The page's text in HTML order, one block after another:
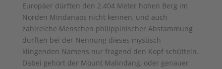
Europäer dürften den 2.404 Meter hohen Berg im
Norden Mindanaos nicht kennen, und auch
zahlreiche Menschen philippinischer Abstammung
dürften bei der Nennung dieses mystisch
klingenden Namens nur fragend den Kopf schütteln.
Dabei gehört der Mount Malindang, oder genauer